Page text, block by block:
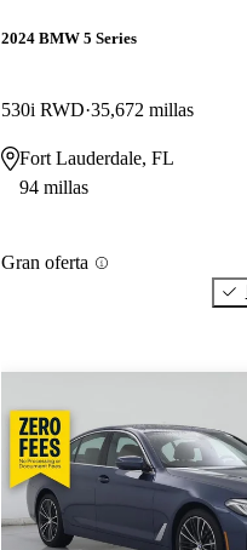
2024 BMW 5 Series
530i RWD 35,672 millas
Fort Lauderdale, FL
94 millas
Gran oferta